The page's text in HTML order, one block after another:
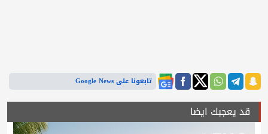
تابعونا على Google News
قد يعجبك ايضا